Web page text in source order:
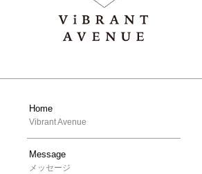
Home
Vibrant Avenue
Message
メッセージ